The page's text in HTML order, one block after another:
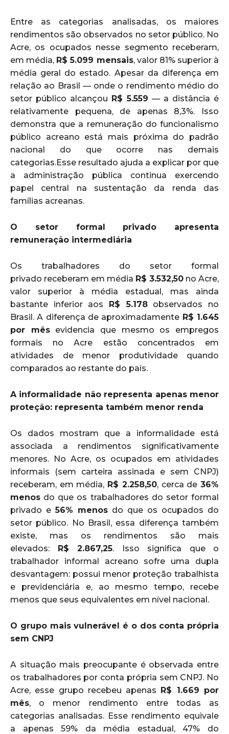
Entre as categorias analisadas, os maiores
rendimentos são observados no setor público. No
Acre, os ocupados nesse segmento receberam,
em média, R$ 5.099 mensais, valor 81% superior à
média geral do estado. Apesar da diferença em
relação ao Brasil — onde o rendimento médio do
setor público alcançou R$ 5.559 — a distância é
relativamente pequena, de apenas 8,3%. Isso
demonstra que a remuneração do funcionalismo
público acreano está mais próxima do padrão
nacional do que ocorre nas demais
categorias.Esse resultado ajuda a explicar por que
a administração pública continua exercendo
papel central na sustentação da renda das
famílias acreanas.
O setor formal privado apresenta
remuneração intermediária
Os trabalhadores do setor formal
privado receberam em média R$ 3.532,50 no Acre,
valor superior à média estadual, mas ainda
bastante inferior aos
R$ 5.178observados no
Brasil. A diferença de aproximadamente R$ 1.645
por mêsevidencia que mesmo os empregos
formais no Acre estão concentrados em
atividades de menor produtividade quando
comparados ao restante do país.
A informalidade não representa apenas menor
proteção: representa também menor renda
Os dados mostram que a informalidade está
associada a rendimentos significativamente
menores. No Acre, os ocupados em atividades
informais (sem carteira assinada e sem CNPJ)
receberam, em média, R$ 2.258,50, cerca de36%
menos do que os trabalhadores do setor formal
privado e56% menos do que os ocupados do
setor público. No Brasil, essa diferença também
existe, mas os rendimentos são mais
elevados:
R$ 2.867,25. Isso significa que o
trabalhador informal acreano sofre uma dupla
desvantagem: possui menor proteção trabalhista
e previdenciária e, ao mesmo tempo, recebe
menos que seus equivalentes em nível nacional.
O grupo mais vulnerável é o dos conta própria
sem CNPJ
A situação mais preocupante é observada entre
os trabalhadores por conta própria sem CNPJ. No
Acre, esse grupo recebeu apenas
R$ 1.669 por
mês, o menor rendimento entre todas as
categorias analisadas. Esse rendimento equivale
a apenas 59% da média estadual, 47% do